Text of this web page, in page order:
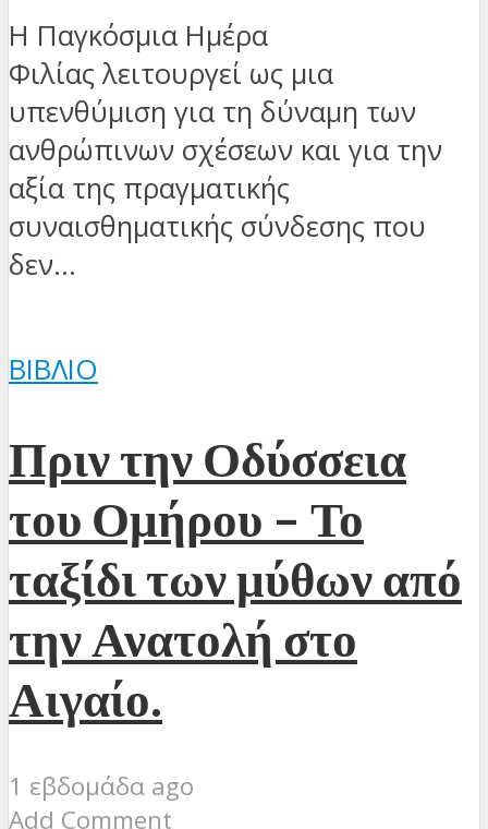
Η Παγκόσμια Ημέρα
Φιλίας λειτουργεί ως μια
υπενθύμιση για τη δύναμη των
ανθρώπινων σχέσεων και για την
αξία της πραγματικής
συναισθηματικής σύνδεσης που
δεν...
ΒΙΒΛΊΟ
Πριν την Οδύσσεια
του Ομήρου – Το
ταξίδι των μύθων από
την Ανατολή στο
Αιγαίο.
1 εβδομάδα ago
Add Comment